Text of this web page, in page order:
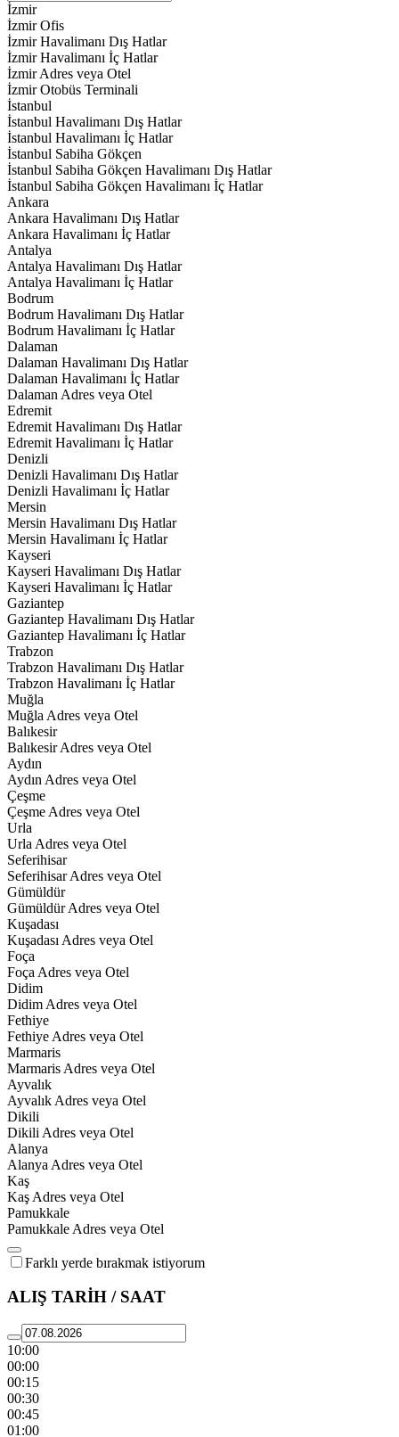
İzmir
İzmir Ofis
İzmir Havalimanı Dış Hatlar
İzmir Havalimanı İç Hatlar
İzmir Adres veya Otel
İzmir Otobüs Terminali
İstanbul
İstanbul Havalimanı Dış Hatlar
İstanbul Havalimanı İç Hatlar
İstanbul Sabiha Gökçen
İstanbul Sabiha Gökçen Havalimanı Dış Hatlar
İstanbul Sabiha Gökçen Havalimanı İç Hatlar
Ankara
Ankara Havalimanı Dış Hatlar
Ankara Havalimanı İç Hatlar
Antalya
Antalya Havalimanı Dış Hatlar
Antalya Havalimanı İç Hatlar
Bodrum
Bodrum Havalimanı Dış Hatlar
Bodrum Havalimanı İç Hatlar
Dalaman
Dalaman Havalimanı Dış Hatlar
Dalaman Havalimanı İç Hatlar
Dalaman Adres veya Otel
Edremit
Edremit Havalimanı Dış Hatlar
Edremit Havalimanı İç Hatlar
Denizli
Denizli Havalimanı Dış Hatlar
Denizli Havalimanı İç Hatlar
Mersin
Mersin Havalimanı Dış Hatlar
Mersin Havalimanı İç Hatlar
Kayseri
Kayseri Havalimanı Dış Hatlar
Kayseri Havalimanı İç Hatlar
Gaziantep
Gaziantep Havalimanı Dış Hatlar
Gaziantep Havalimanı İç Hatlar
Trabzon
Trabzon Havalimanı Dış Hatlar
Trabzon Havalimanı İç Hatlar
Muğla
Muğla Adres veya Otel
Balıkesir
Balıkesir Adres veya Otel
Aydın
Aydın Adres veya Otel
Çeşme
Çeşme Adres veya Otel
Urla
Urla Adres veya Otel
Seferihisar
Seferihisar Adres veya Otel
Gümüldür
Gümüldür Adres veya Otel
Kuşadası
Kuşadası Adres veya Otel
Foça
Foça Adres veya Otel
Didim
Didim Adres veya Otel
Fethiye
Fethiye Adres veya Otel
Marmaris
Marmaris Adres veya Otel
Ayvalık
Ayvalık Adres veya Otel
Dikili
Dikili Adres veya Otel
Alanya
Alanya Adres veya Otel
Kaş
Kaş Adres veya Otel
Pamukkale
Pamukkale Adres veya Otel
Farklı yerde bırakmak istiyorum
ALIŞ TARİH / SAAT
10:00
00:00
00:15
00:30
00:45
01:00